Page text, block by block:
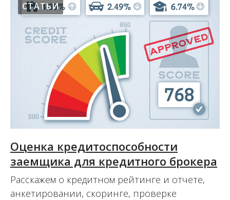
СТАТЬИ
Оценка кредитоспособности
заемщика для кредитного брокера
Расскажем о кредитном рейтинге и отчете,
анкетировании, скоринге, проверке